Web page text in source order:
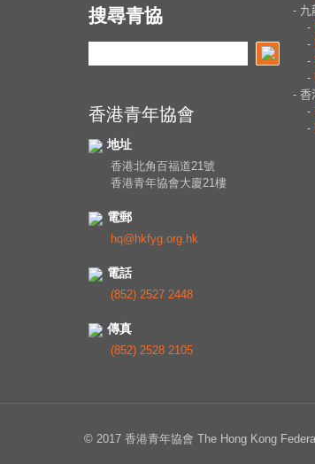
搜尋青協
香港青年協會
地址
香港北角百福道21號
香港青年協會大廈21樓
電郵
hq@hkfyg.org.hk
電話
(852) 2527 2448
傳真
(852) 2528 2105
© 2017 香港青年協會 The Hong Kong